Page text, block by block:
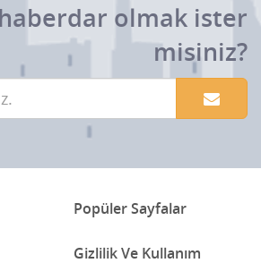
olmak ister
misiniz?
Popüler Sayfalar
Gizlilik Ve Kullanım